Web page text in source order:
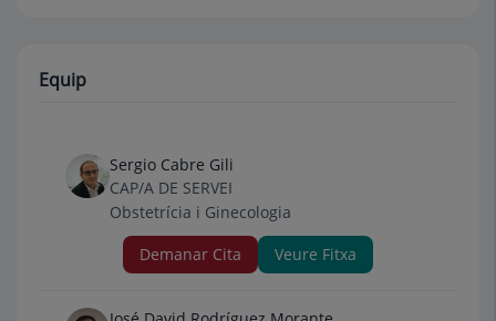
Equip
Sergio Cabre Gili
CAP/A DE SERVEI
Obstetrícia i Ginecologia
Demanar Cita
Veure Fitxa